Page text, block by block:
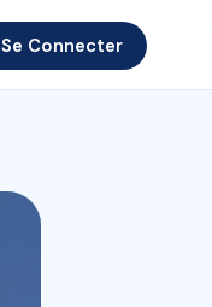
Se Connecter